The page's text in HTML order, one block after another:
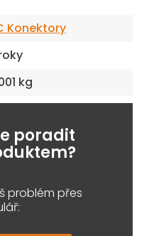
Konektory
kg
poradit
problém přes